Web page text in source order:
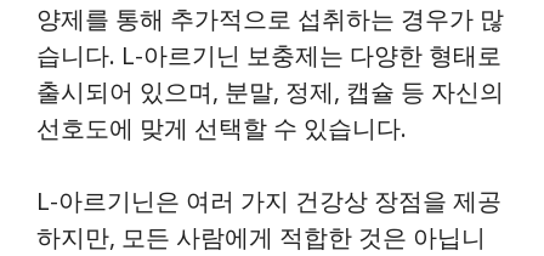
양제를 통해 추가적으로 섭취하는 경우가 많
습니다. L-아르기닌 보충제는 다양한 형태로
출시되어 있으며, 분말, 정제, 캡슐 등 자신의
선호도에 맞게 선택할 수 있습니다.
L-아르기닌은 여러 가지 건강상 장점을 제공
하지만, 모든 사람에게 적합한 것은 아닙니